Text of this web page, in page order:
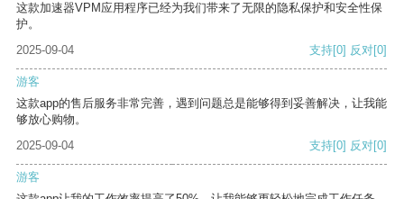
这款加速器VPM应用程序已经为我们带来了无限的隐私保护和安全性保
护。
2025-09-04
支持[0] 反对[0]
游客
这款app的售后服务非常完善，遇到问题总是能够得到妥善解决，让我能
够放心购物。
2025-09-04
支持[0] 反对[0]
游客